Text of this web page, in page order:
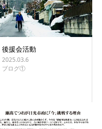
後援会活動
2025.03.6
ブログ①